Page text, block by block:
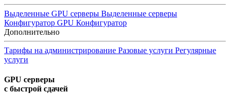
Выделенные GPU серверы Выделенные серверы
Конфигуратор GPU Конфигуратор
Дополнительно
Тарифы на администрирование Разовые услуги Регулярные
услуги
GPU серверы
с быстрой сдачей